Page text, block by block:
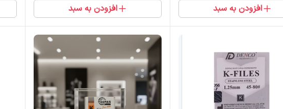
افزودن به سبد افزودن به سبد